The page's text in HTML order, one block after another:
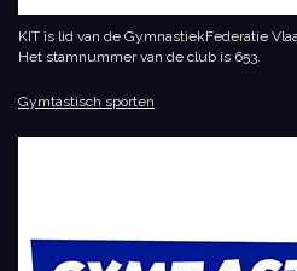
KIT is lid van de GymnastiekFederatie
Het stamnummer van de club is 653.
Gymtastisch sporten